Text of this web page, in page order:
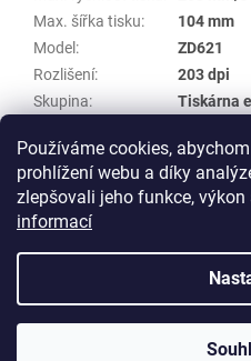
Používáme cookies,
prohlížení webu a díky
zlepšovali jeho funkce,
informací
Max. šířka tisku:
104 mm
Model :
ZD621
Rozlišení:
203 dpi
Skupina:
Tiskárna
Typ tisku: termo